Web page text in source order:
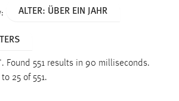
ALTER: ÜBER EIN JAHR
Found 551 results in 90 milliseconds.
25 of 551.